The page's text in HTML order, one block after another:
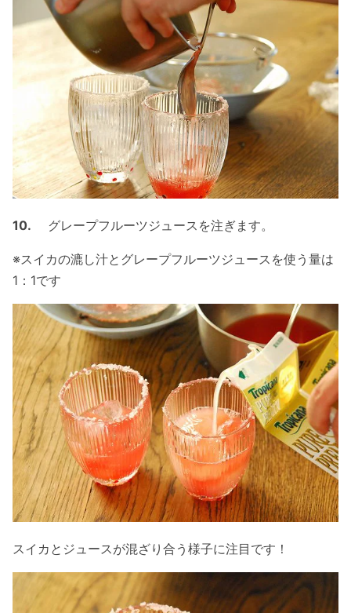
10. グレープフルーツジュースを注ぎます。
※スイカの漉し汁とグレープフルーツジュースを使う量は
1：1です
スイカとジュースが混ざり合う様子に注目です！